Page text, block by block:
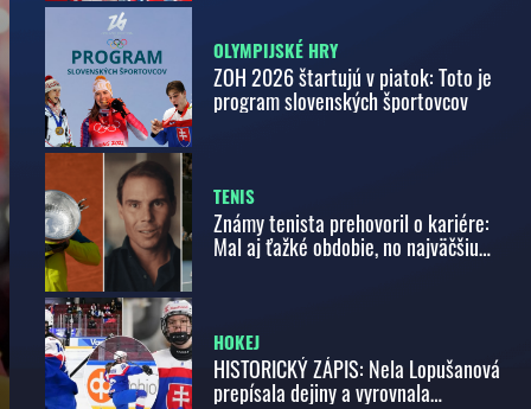
OLYMPIJSKÉ HRY
ZOH 2026 štartujú v piatok: Toto je
program slovenských športovcov
TENIS
Známy tenista prehovoril o kariére:
Mal aj ťažké obdobie, no najväčšiu
HOKEJ
HISTORICKÝ ZÁPIS: Nela Lopušanová
prepísala dejiny a vyrovnala